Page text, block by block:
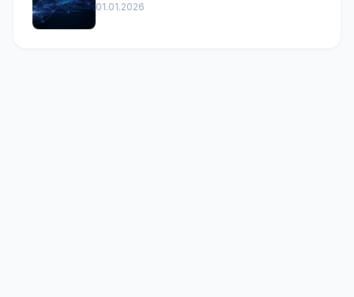
01.01.2026